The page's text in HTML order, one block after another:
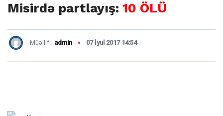
Misirdə partlayış: 10 ÖLÜ
Müəllif: admin 07 İyul 2017 14:54